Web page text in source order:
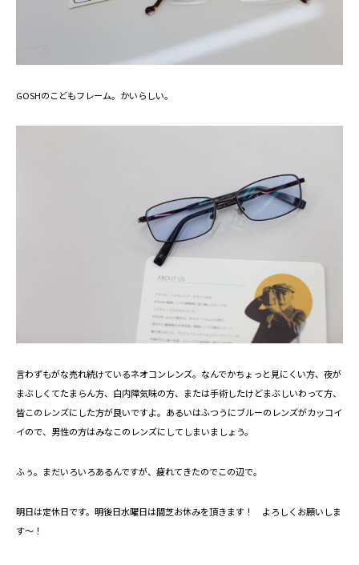
GOSHのこどもフレーム。かいらしい。
言わずもがな売れ続けているネオコンレンズ。なんでかちょっと見にくい方、夜が
まぶしくてたまらん方、白内障気味の方、または手術したけどまぶしいわって方、
皆このレンズにした方が良いですよ。あるいはふつうにブルーのレンズがカッコイ
イので、男性の方はみなこのレンズにしてしまいましょう。
ふぅ。まだいろいろあるんですが、疲れてきたのでこの辺で。
明日は定休日です。明後日水曜日は間芝お休みを頂きます！ よろしくお願いしま
す～！